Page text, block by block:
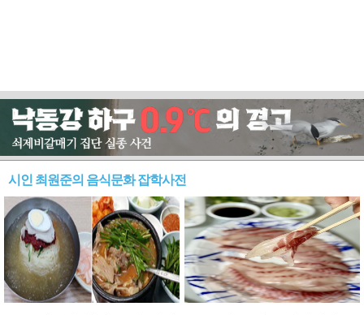
시인 최원준의 음식문화 잡학사전